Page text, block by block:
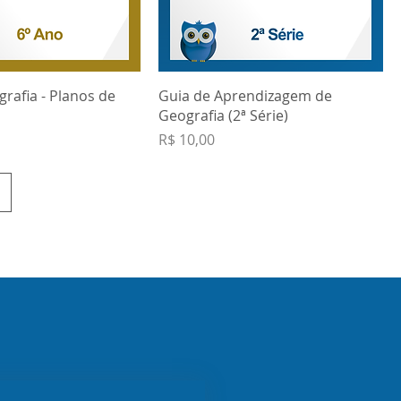
- Planos de
Guia de Aprendizagem de
Geografia (2ª Série)
Preço
R$ 10,00